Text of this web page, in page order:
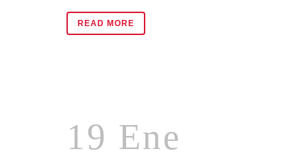
READ MORE
19 Ene